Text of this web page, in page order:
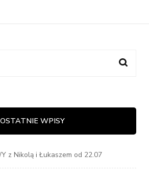
OSTATNIE WPISY
z Nikolą i Łukaszem od 22.07